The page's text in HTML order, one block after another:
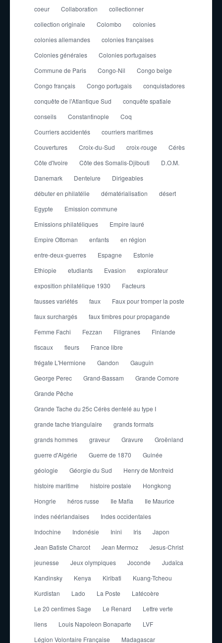
coeur
Collaboration
collectionner
collection originale
Colombo
colonies
colonies allemandes
colonies françaises
Colonies générales
Colonies portugaises
Commune de Paris
Congo-Nil
Congo belge
Congo français
Congo portugais
conquistadores
conquête de l'Atlantique Sud
conquête spatiale
conseils
Constantinople
Coq
Courriers accidentés
courriers maritimes
Couvertures
Croix-du-Sud croix-rouge
Cérès
Côte d'Ivoire
Côte des Somalis-Djibouti
D.O.M.
Danemark
Dentelure
Dirigeables
débuter en philatélie
dématérialisation
désert
Egypte
Emission commune
Emissions philatéliques
Empire lauré
Empire Ottoman
enfants
en région
entre-deux-guerres
Espagne
Estonie
Ethiopie
etudiants Evasion
explorateur
exposition philatélique 1930
Facteurs
fausses variétés
faux
Faux pour tromper la poste
faux surchargés
faux timbres pour propagande
Femme Fachi
Fezzan Filigranes
Finlande
fiscaux
fleurs
France libre
frégate L'Hermione
Gandon
Gauguin
George Perec
Grand-Bassam
Grande Comore
Grande Pêche
Grande Tache du 25c Cérès dentelé au type I
grande tache triangulaire
grands formats
grands hommes
graveur Gravure
Groënland
guerre d'Algérie
Guerre de 1870
Guinée
géologie
Géorgie du Sud
Henry de Monfreid
histoire maritime
histoire postale
Hongkong
Hongrie
héros russe Ile Mafia
Ile Maurice
indes néérlandaises
Indes occidentales
Indochine
Indonésie Inini Iris
Japon
Jean Batiste Charcot
Jean Mermoz
Jesus-Christ
jeunesse
Jeux olympiques Joconde
Judaïca
Kandinsky
Kenya Kiribati
Kuang-Tcheou
Kurdistan
Lado La Poste
Latécoère
Le 20 centimes Sage
Le Renard
Lettre verte
liens
Louis Napoleon Bonaparte
LVF
Légion Volontaire Française
Madagascar